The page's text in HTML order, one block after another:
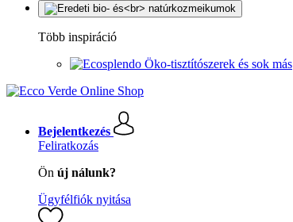
Több inspiráció
Öko-tisztítószerek és sok más
Bejelentkezés
Feliratkozás
Ön új nálunk?
Ügyfélfiók nyitása